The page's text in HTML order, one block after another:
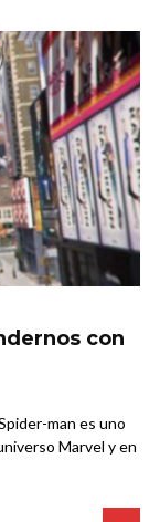
con
man es uno
Marvel y en